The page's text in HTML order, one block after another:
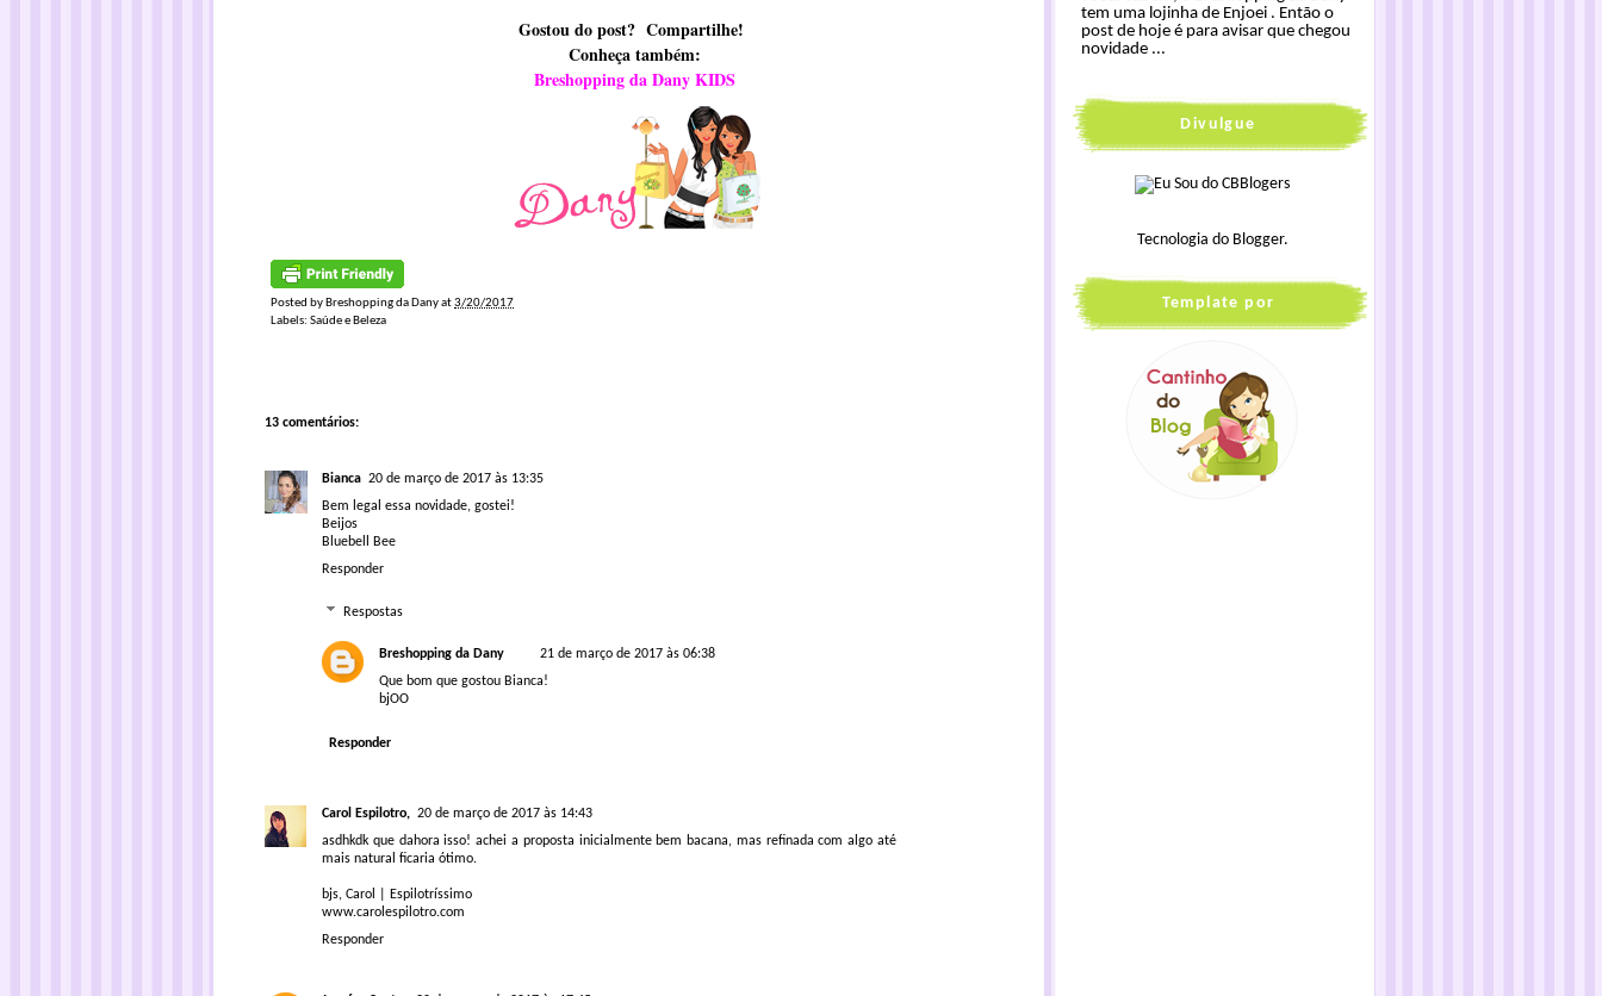
Gostou do post? Compartilhe!
Conheça também:
Breshopping da Dany KIDS
Posted by Breshopping da Danyat3/20/2017
Labels: Saúde e Beleza
13 comentários:
Bianca 20 de março de 2017 às 13:35
Bem legal essa novidade, gostei!
Beijos
Bluebell Bee
Responder
Respostas
Breshopping da Dany
21 de março de 2017 às 06:38
Que bom que gostou Bianca!
bjOO
Responder
Carol Espilotro, 20 de março de 2017 às 14:43
asdhkdk que dahora isso! achei a proposta inicialmente bem bacana, mas refinada com algo até
mais natural ficaria ótimo.
bjs, Carol | Espilotríssimo
www.carolespilotro.com
Responder
tem uma lojinha de Enjoei . Então o
post de hoje é para avisar que chegou
novidade ...
Divulgue
Tecnologia do Blogger.
Template por